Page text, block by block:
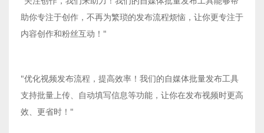
助你专注于创作，不再为繁琐的发布流程烦恼，让你更专注于
内容创作和粉丝互动！"
"优化视频发布流程，提高效率！我们的自媒体批量发布工具
支持批量上传、自动填写信息等功能，让你在发布视频时更高
效、更省时！"